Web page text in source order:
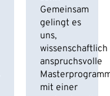
Gemeinsam
gelingt es
uns,
wissenschaftlich
anspruchsvolle
mit einer